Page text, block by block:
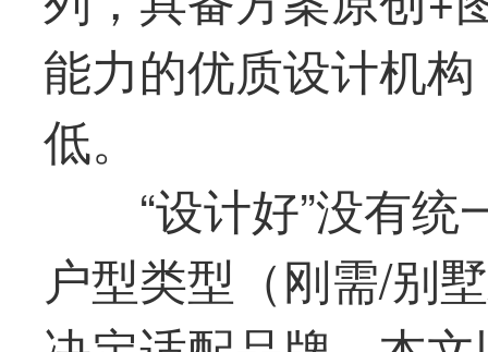
能力的优质设计机
低。
“设计好”没有
户型类型（刚需/别